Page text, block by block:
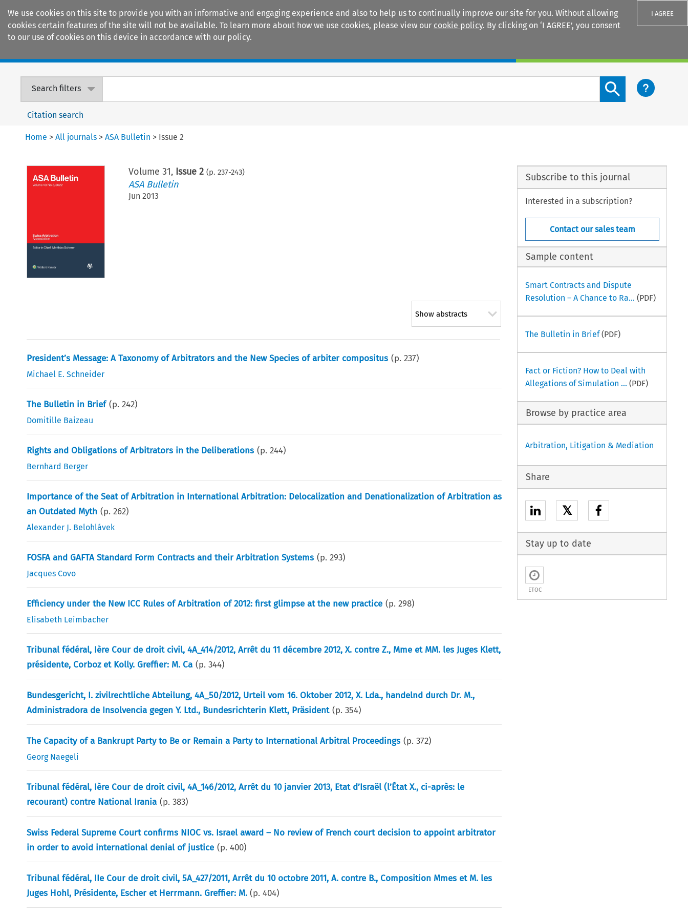
We use cookies on this site to provide you with an informative and engaging experience and also to help us to continually improve our site for you. Without allowing
cookies certain features of the site will not be available. To learn more about how we use cookies, please view our cookie policy. By clicking on ‘I AGREE’, you consent
to our use of cookies on this device in accordance with our policy.
I AGREE
Search filters
Search content button
Citation search
Home >All journals >ASA Bulletin > Issue 2
Volume31, Issue 2 (p.237-243)
ASA Bulletin
Jun 2013
Show abstracts
President’s Message: A Taxonomy of Arbitrators and the New Species of arbiter compositus (p.237)
Michael E. Schneider
The Bulletin in Brief (p.242)
Domitille Baizeau
Rights and Obligations of Arbitrators in the Deliberations (p.244)
Bernhard Berger
Importance of the Seat of Arbitration in International Arbitration: Delocalization and Denationalization of Arbitration as
an Outdated Myth (p.262)
Alexander J. Belohlávek
FOSFA and GAFTA Standard Form Contracts and their Arbitration Systems (p.293)
Jacques Covo
Efficiency under the New ICC Rules of Arbitration of 2012: first glimpse at the new practice (p.298)
Elisabeth Leimbacher
Tribunal fédéral, Ière Cour de droit civil, 4A_414/2012, Arrêt du 11 décembre 2012, X. contre Z., Mme et MM. les Juges Klett,
présidente, Corboz et Kolly. Greffier: M. Ca (p.344)
Bundesgericht, I. zivilrechtliche Abteilung, 4A_50/2012, Urteil vom 16. Oktober 2012, X. Lda., handelnd durch Dr. M.,
Administradora de Insolvencia gegen Y. Ltd., Bundesrichterin Klett, Präsident (p.354)
The Capacity of a Bankrupt Party to Be or Remain a Party to International Arbitral Proceedings (p.372)
Georg Naegeli
Tribunal fédéral, Ière Cour de droit civil, 4A_146/2012, Arrêt du 10 janvier 2013, Etat d’Israël (l’État X., ci-après: le
recourant) contre National Irania (p.383)
Swiss Federal Supreme Court confirms NIOC vs. Israel award – No review of French court decision to appoint arbitrator
in order to avoid international denial of justice (p.400)
Tribunal fédéral, IIe Cour de droit civil, 5A_427/2011, Arrêt du 10 octobre 2011, A. contre B., Composition Mmes et M. les
Juges Hohl, Présidente, Escher et Herrmann. Greffier: M.(p.404)
Subscribe to this journal
Interested in a subscription?
Contact our sales team
Sample content
Smart Contracts and Dispute
Resolution – A Chance to Ra... (PDF)
The Bulletin in Brief(PDF)
Fact or Fiction? How to Deal with
Allegations of Simulation ... (PDF)
Browse by practice area
Arbitration, Litigation & Mediation
Share
𝕏
Stay up to date
ETOC